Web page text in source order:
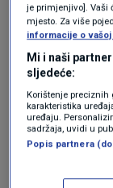
Budi
Pratite
je primjenjivo]. Vaši
mjesto. Za više
informacije o
Mi i naši
sljedeće:
Korištenje preciznih
karakteristika
uređaju.
sadržaja, uvidi u
Popis partnera